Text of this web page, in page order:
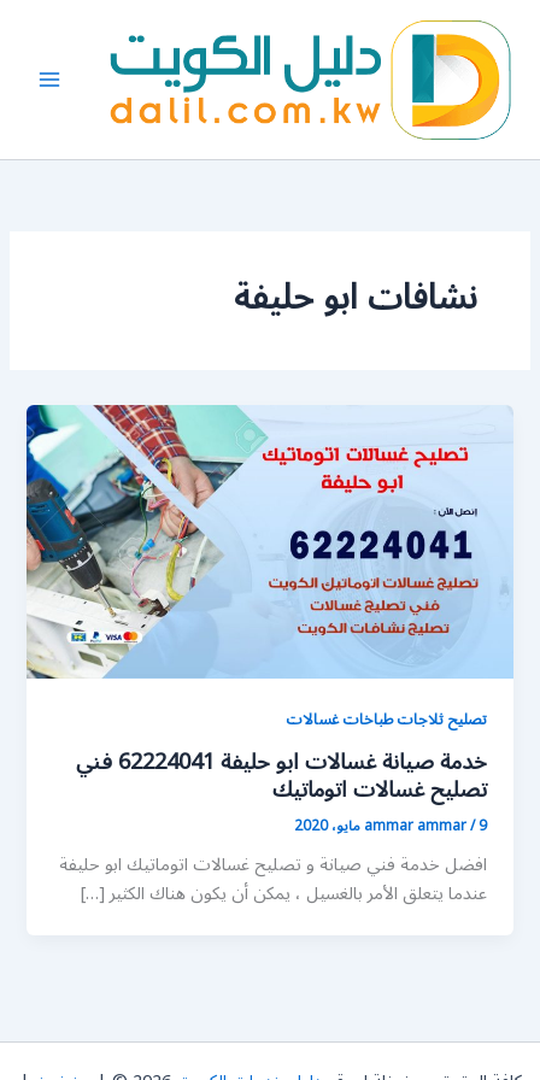
المحتوى
نشافات ابو حليفة
تصليح ثلاجات طباخات غسالات
خدمة صيانة غسالات ابو حليفة 62224041 فني
تصليح غسالات اتوماتيك
ammar ammar/9 مايو، 2020
افضل خدمة فني صيانة و تصليح غسالات اتوماتيك ابو حليفة
عندما يتعلق الأمر بالغسيل ، يمكن أن يكون هناك الكثير […]